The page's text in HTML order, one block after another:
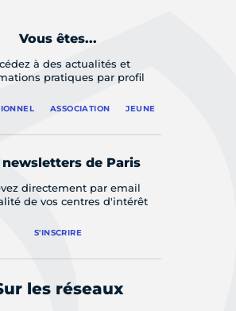
Vous êtes...
à des actualités et
pratiques par profil
ASSOCIATION JEUNE
newsletters de Paris
directement par email
de vos centres d'intérêt
S'INSCRIRE
les réseaux